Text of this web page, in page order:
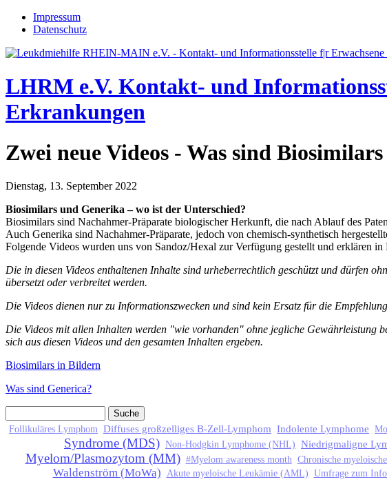
Jump to navigation
Impressum
Datenschutz
LHRM e.V. Kontakt- und
Erkrankungen
Zwei neue Videos - Was sind
Dienstag, 13. September 2022
Biosimilars und Generika – wo ist der Unterschied?
Biosimilars sind Nachahmer-Präparate biologischer Herkunft, die nach Ablauf des
Auch Generika sind Nachahmer-Präparate, jedoch von chemisch-synthetisch
Folgende Videos wurden uns von Sandoz/Hexal zur Verfügung gestellt und erklären
Die in diesen Videos enthaltenen Inhalte sind urheberrechtlich geschützt und dürfen
übersetzt oder verbreitet werden.
Die Videos dienen nur zu Informationszwecken und sind kein Ersatz für die
Die Videos mit allen Inhalten werden "wie vorhanden" ohne jegliche Gewährleistung
sich aus diesen Videos und den gesamten Inhalten ergeben.
Biosimilars in Bildern
Was sind Generica?
Suchformular
Follikuläres Lymphom Diffuses großzelliges B-Zell-Lymphom Indolente Lymphome
Syndrome (MDS) Non-Hodgkin Lymphome (NHL) Niedrigmaligne
Myelom/Plasmozytom (MM) #Myelom awareness month Chronische
Waldenström (MoWa) Akute myeloische Leukämie (AML) Umfrage zum